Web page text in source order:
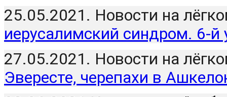
иерусалимский синдром. 6-й
27.05.2021. Новости на
Эвересте, черепахи в